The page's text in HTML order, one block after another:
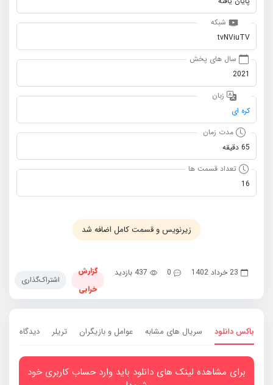
شبکه
tvNViuTV
سال های پخش
2021
زبان
کره ای
مدت زمان
65 دقیقه
تعداد قسمت ها
16
زیرنویس و قسمت کامل اضافه شد
23 خرداد 1402 0 437 بازدید
گزارش
خرابی
اشتراک‌گذاری
باکس دانلود سریال های مشابه عوامل و بازیگران تریلر دیدگاه ها
برای مشاهده لینک های دانلود باید وارد حساب کاربری خود